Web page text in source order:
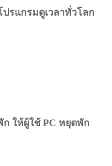
ปรแกรมดูเวลาทั่วโลก
ก ให้ผู้ใช้ PC หยุดพัก